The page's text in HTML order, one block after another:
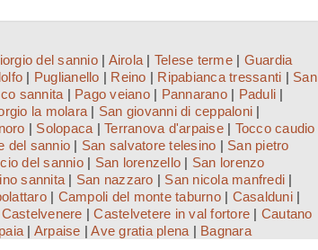
del sannio| Airola | Telese terme| Guardia
| Puglianello | Reino | Ripabianca tressanti | San
sannita | Pago veiano| Pannarano| Paduli |
la molara | San giovanni di ceppaloni |
| Solopaca | Terranova d'arpaise| Tocco caudio
del sannio | San salvatore telesino | San pietro
del sannio| San lorenzello | San lorenzo
sannita | San nazzaro | San nicola manfredi |
| Campoli del monte taburno| Casalduni|
Castelvenere |Castelvetere in val fortore | Cautano
| Arpaise |Ave gratia plena | Bagnara